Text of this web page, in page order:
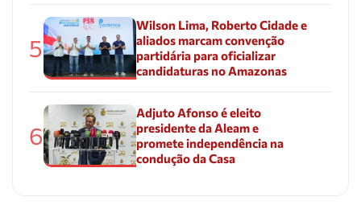
5
Wilson Lima, Roberto Cidade e
aliados marcam convenção
partidária para oficializar
candidaturas no Amazonas
6
Adjuto Afonso é eleito
presidente da Aleam e
promete independência na
condução da Casa